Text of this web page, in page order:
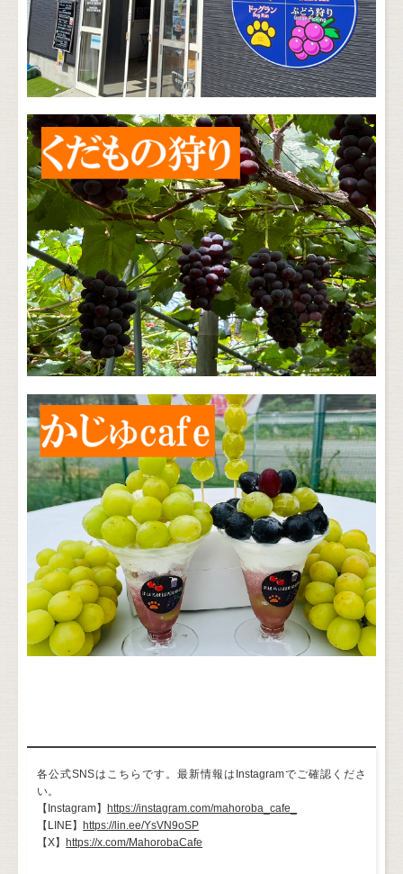
各公式SNSはこちらです。最新情報はInstagramでご確認くださ
い。
【Instagram】
https://instagram.com/mahoroba_cafe_
【LINE】
https://lin.ee/YsVN9oSP
【X】
https://x.com/MahorobaCafe